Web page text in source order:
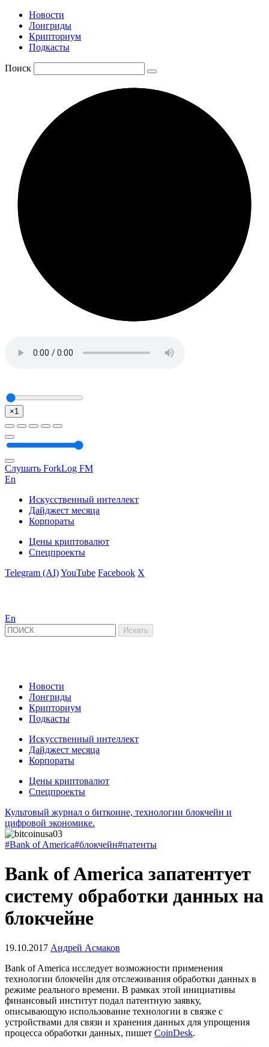
Новости
Лонгриды
Крипториум
Подкасты
Поиск
×1
Слушать ForkLog FM
En
Искусственный интеллект
Дайджест месяца
Корпораты
Цены криптовалют
Спецпроекты
Telegram (AI)YouTube Facebook X
En
Новости
Лонгриды
Крипториум
Подкасты
Искусственный интеллект
Дайджест месяца
Корпораты
Цены криптовалют
Спецпроекты
Культовый журнал о биткоине, технологии блокчейн и
цифровой экономике.
#Bank of America#блокчейн#патенты
Bank of America запатентует
систему обработки данных на
блокчейне
19.10.2017 Андрей Асмаков
Bank of America исследует возможности применения
технологии блокчейн для отслеживания обработки данных в
режиме реального времени. В рамках этой инициативы
финансовый институт подал патентную заявку,
описывающую использование технологии в связке с
устройствами для связи и хранения данных для упрощения
процесса обработки данных, пишет CoinDesk.